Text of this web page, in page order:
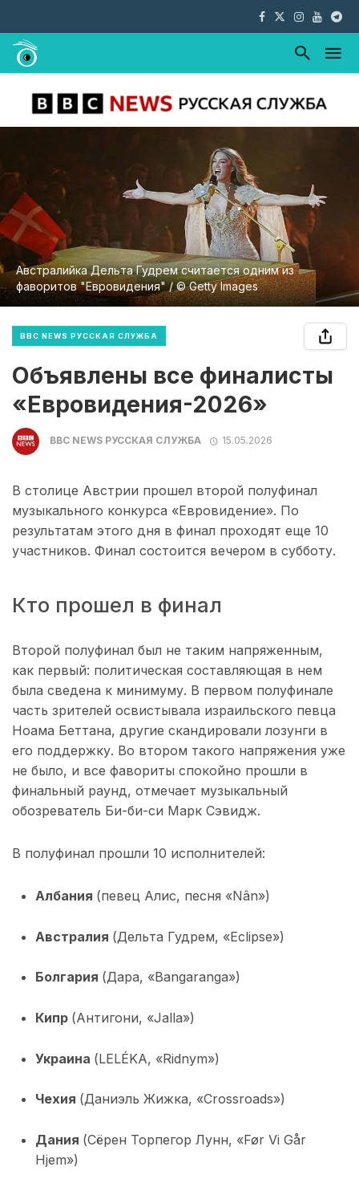
Австралийка Дельта Гудрем считается одним из
фаворитов "Евровидения" / © Getty Images
BBC NEWS РУССКАЯ СЛУЖБА
Объявлены все финалисты
«Евровидения-2026»
BBC NEWS РУССКАЯ СЛУЖБА 15.05.2026
В столице Австрии прошел второй полуфинал
музыкального конкурса «Евровидение». По
результатам этого дня в финал проходят еще 10
участников. Финал состоится вечером в субботу.
Кто прошел в финал
Второй полуфинал был не таким напряженным,
как первый: политическая составляющая в нем
была сведена к минимуму. В первом полуфинале
часть зрителей освистывала израильского певца
Ноама Беттана, другие скандировали лозунги в
его поддержку. Во втором такого напряжения уже
не было, и все фавориты спокойно прошли в
финальный раунд, отмечает музыкальный
обозреватель Би-би-си Марк Сэвидж.
В полуфинал прошли 10 исполнителей:
Албания (певец Алис, песня «Nân»)
Австралия (Дельта Гудрем, «Eclipse»)
Болгария (Дара, «Bangaranga»)
Кипр (Антигони, «Jalla»)
Украина (LELÉKA, «Ridnym»)
Чехия (Даниэль Жижка, «Crossroads»)
Дания (Сёрен Торпегор Лунн, «Før Vi Går
Hjem»)